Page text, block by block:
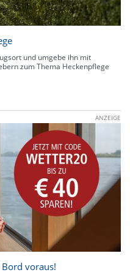
und umgebe ihn mit
zum Thema Heckenpflege
ANZEIGE
Bord voraus!